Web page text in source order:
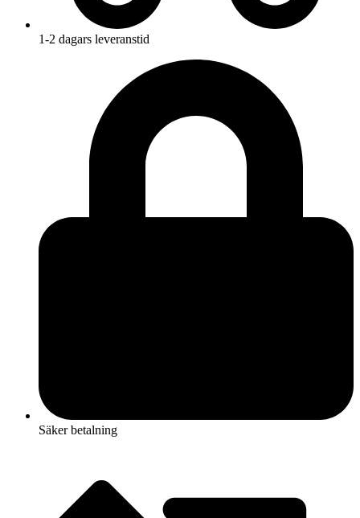
1-2 dagars leveranstid
Säker betalning